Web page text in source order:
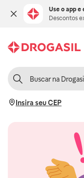
Use o app e
Descontos
Insira seu CEP